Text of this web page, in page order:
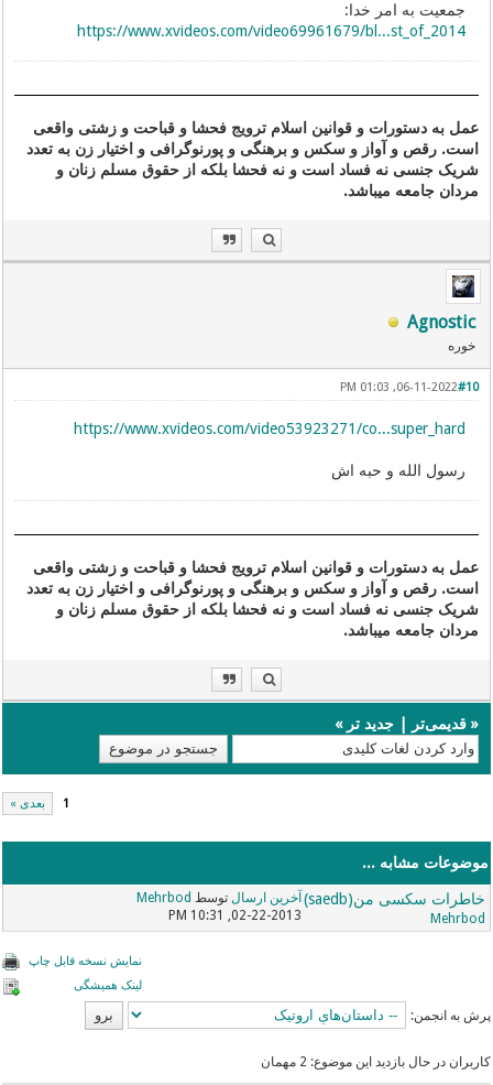
جمعیت به امر خدا:
https://www.xvideos.com/video69961679/bl...st_of_2014
عمل به دستورات و قوانین اسلام ترویج فحشا و قباحت و زشتی واقعی
است. رقص و آواز و سکس و برهنگی و پورنوگرافی و اختیار زن به تعدد
شریک جنسی نه فساد است و نه فحشا بلکه از حقوق مسلم زنان و
مردان جامعه میباشد.
Agnostic
خوره
#10
06-11-2022, 01:03 PM
https://www.xvideos.com/video53923271/co...super_hard
رسول الله و حبه اش
عمل به دستورات و قوانین اسلام ترویج فحشا و قباحت و زشتی واقعی
است. رقص و آواز و سکس و برهنگی و پورنوگرافی و اختیار زن به تعدد
شریک جنسی نه فساد است و نه فحشا بلکه از حقوق مسلم زنان و
مردان جامعه میباشد.
«قدیمی‌تر |جدید تر »
1 بعدی »
موضوعات مشابه ...
خاطرات سکسی من(saedb)
Mehrbod
آخرین ارسال توسط Mehrbod
02-22-2013, 10:31 PM
نمایش نسخه قابل چاپ
لینک همیشگی
پرش به انجمن:
کاربران در حال بازدید این موضوع: 2 مهمان